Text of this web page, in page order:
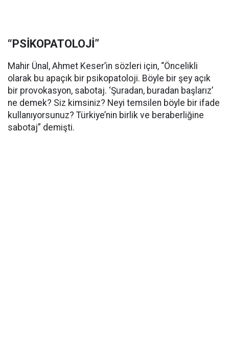
“PSİKOPATOLOJİ”
Mahir Ünal, Ahmet Keser’in sözleri için, “Öncelikli
olarak bu apaçık bir psikopatoloji. Böyle bir şey açık
bir provokasyon, sabotaj. ‘Şuradan, buradan başlarız’
ne demek? Siz kimsiniz? Neyi temsilen böyle bir ifade
kullanıyorsunuz? Türkiye’nin birlik ve beraberliğine
sabotaj” demişti.